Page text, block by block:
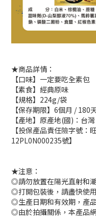
★商品詳情：
【口味】一定要吃全素包
【素食】經典原味
【規格】224g/袋
【保存期限】6個月 / 180
【產地】原產地(國)：台灣
【投保產品責任險字號：
12PL0N000235號】
★注意：
◎請勿放置在陽光直射和
◎打開包裝後，請盡快使
◎生產日期和有效期，產
◎由於拍攝關係，本產品